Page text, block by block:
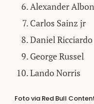
Alexander
Carlos
Daniel
George
Lando
Foto via Red Bull